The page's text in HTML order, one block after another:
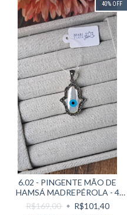
40% OFF
6.02 - PINGENTE MÃO DE
HAMSÁ MADREPÉROLA - 4
CM
R$169,00 R$101,40